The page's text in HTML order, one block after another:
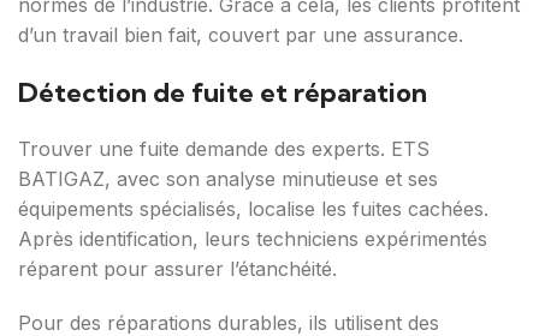
normes de l’industrie. Grâce à cela, les clients profitent
d’un travail bien fait, couvert par une assurance.
Détection de fuite et réparation
Trouver une fuite demande des experts. ETS
BATIGAZ, avec son analyse minutieuse et ses
équipements spécialisés, localise les fuites cachées.
Après identification, leurs techniciens expérimentés
réparent pour assurer l’étanchéité.
Pour des réparations durables, ils utilisent des